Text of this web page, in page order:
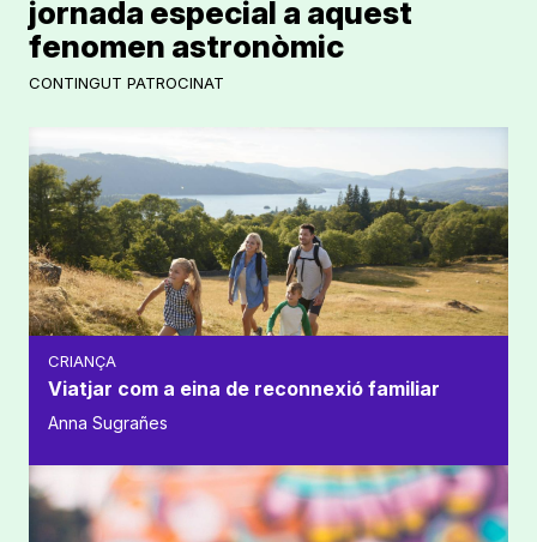
CONTINGUT PATROCINAT
jornada especial a aquest
fenomen astronòmic
CRIANÇA
Viatjar com a eina de reconnexió familiar
Anna Sugrañes